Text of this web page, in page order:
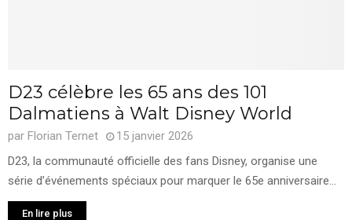
D23 célèbre les 65 ans des 101
Dalmatiens à Walt Disney World
par Florian Ternet
15 janvier 2026
D23, la communauté officielle des fans Disney, organise une
série d’événements spéciaux pour marquer le 65e anniversaire...
En lire plus